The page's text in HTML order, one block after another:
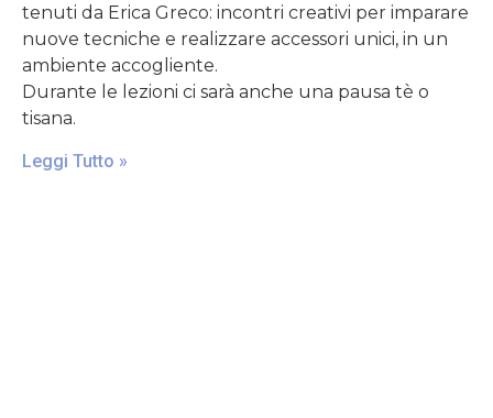
tenuti da Erica Greco: incontri creativi per imparare
nuove tecniche e realizzare accessori unici, in un
ambiente accogliente.
Durante le lezioni ci sarà anche una pausa tè o
tisana.
Leggi Tutto »